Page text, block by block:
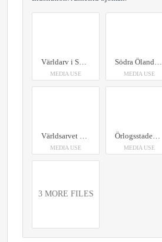
Världarv i Sverige - Moder Jord Illustration: Annefrid Sjöman
MEDIA USE
Södra Ölands odlingslandskap - illustrationer av Världsarv i Sverige Illustration: Annefrid Sjöman
MEDIA USE
Världsarvet Grimeton - illustrationer av Världsarv i Sverige. Illustration: Annefrid Sjöman
MEDIA USE
Örlogsstaden Karlskrona - Illustration Världsarv i Sverige Illustration: Annefrid Sjöman
MEDIA USE
3 MORE FILES